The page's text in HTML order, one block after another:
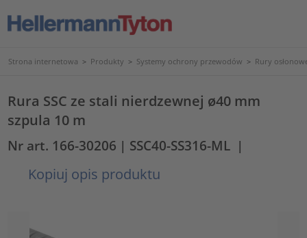
Strona internetowa > Produkty > Systemy ochrony przewodów > Rury
Rura SSC ze stali nierdzewnej ø40 mm
szpula 10 m
Nr art. 166-30206 | SSC40-SS316-ML |
Kopiuj opis produktu